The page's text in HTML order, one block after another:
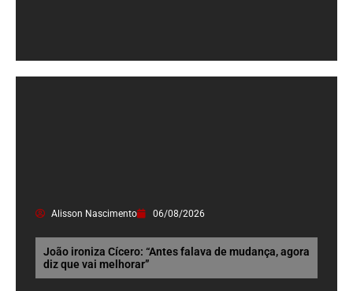
Alisson Nascimento 06/08/2026
João ironiza Cícero: “Antes falava de mudança, agora
diz que vai melhorar”